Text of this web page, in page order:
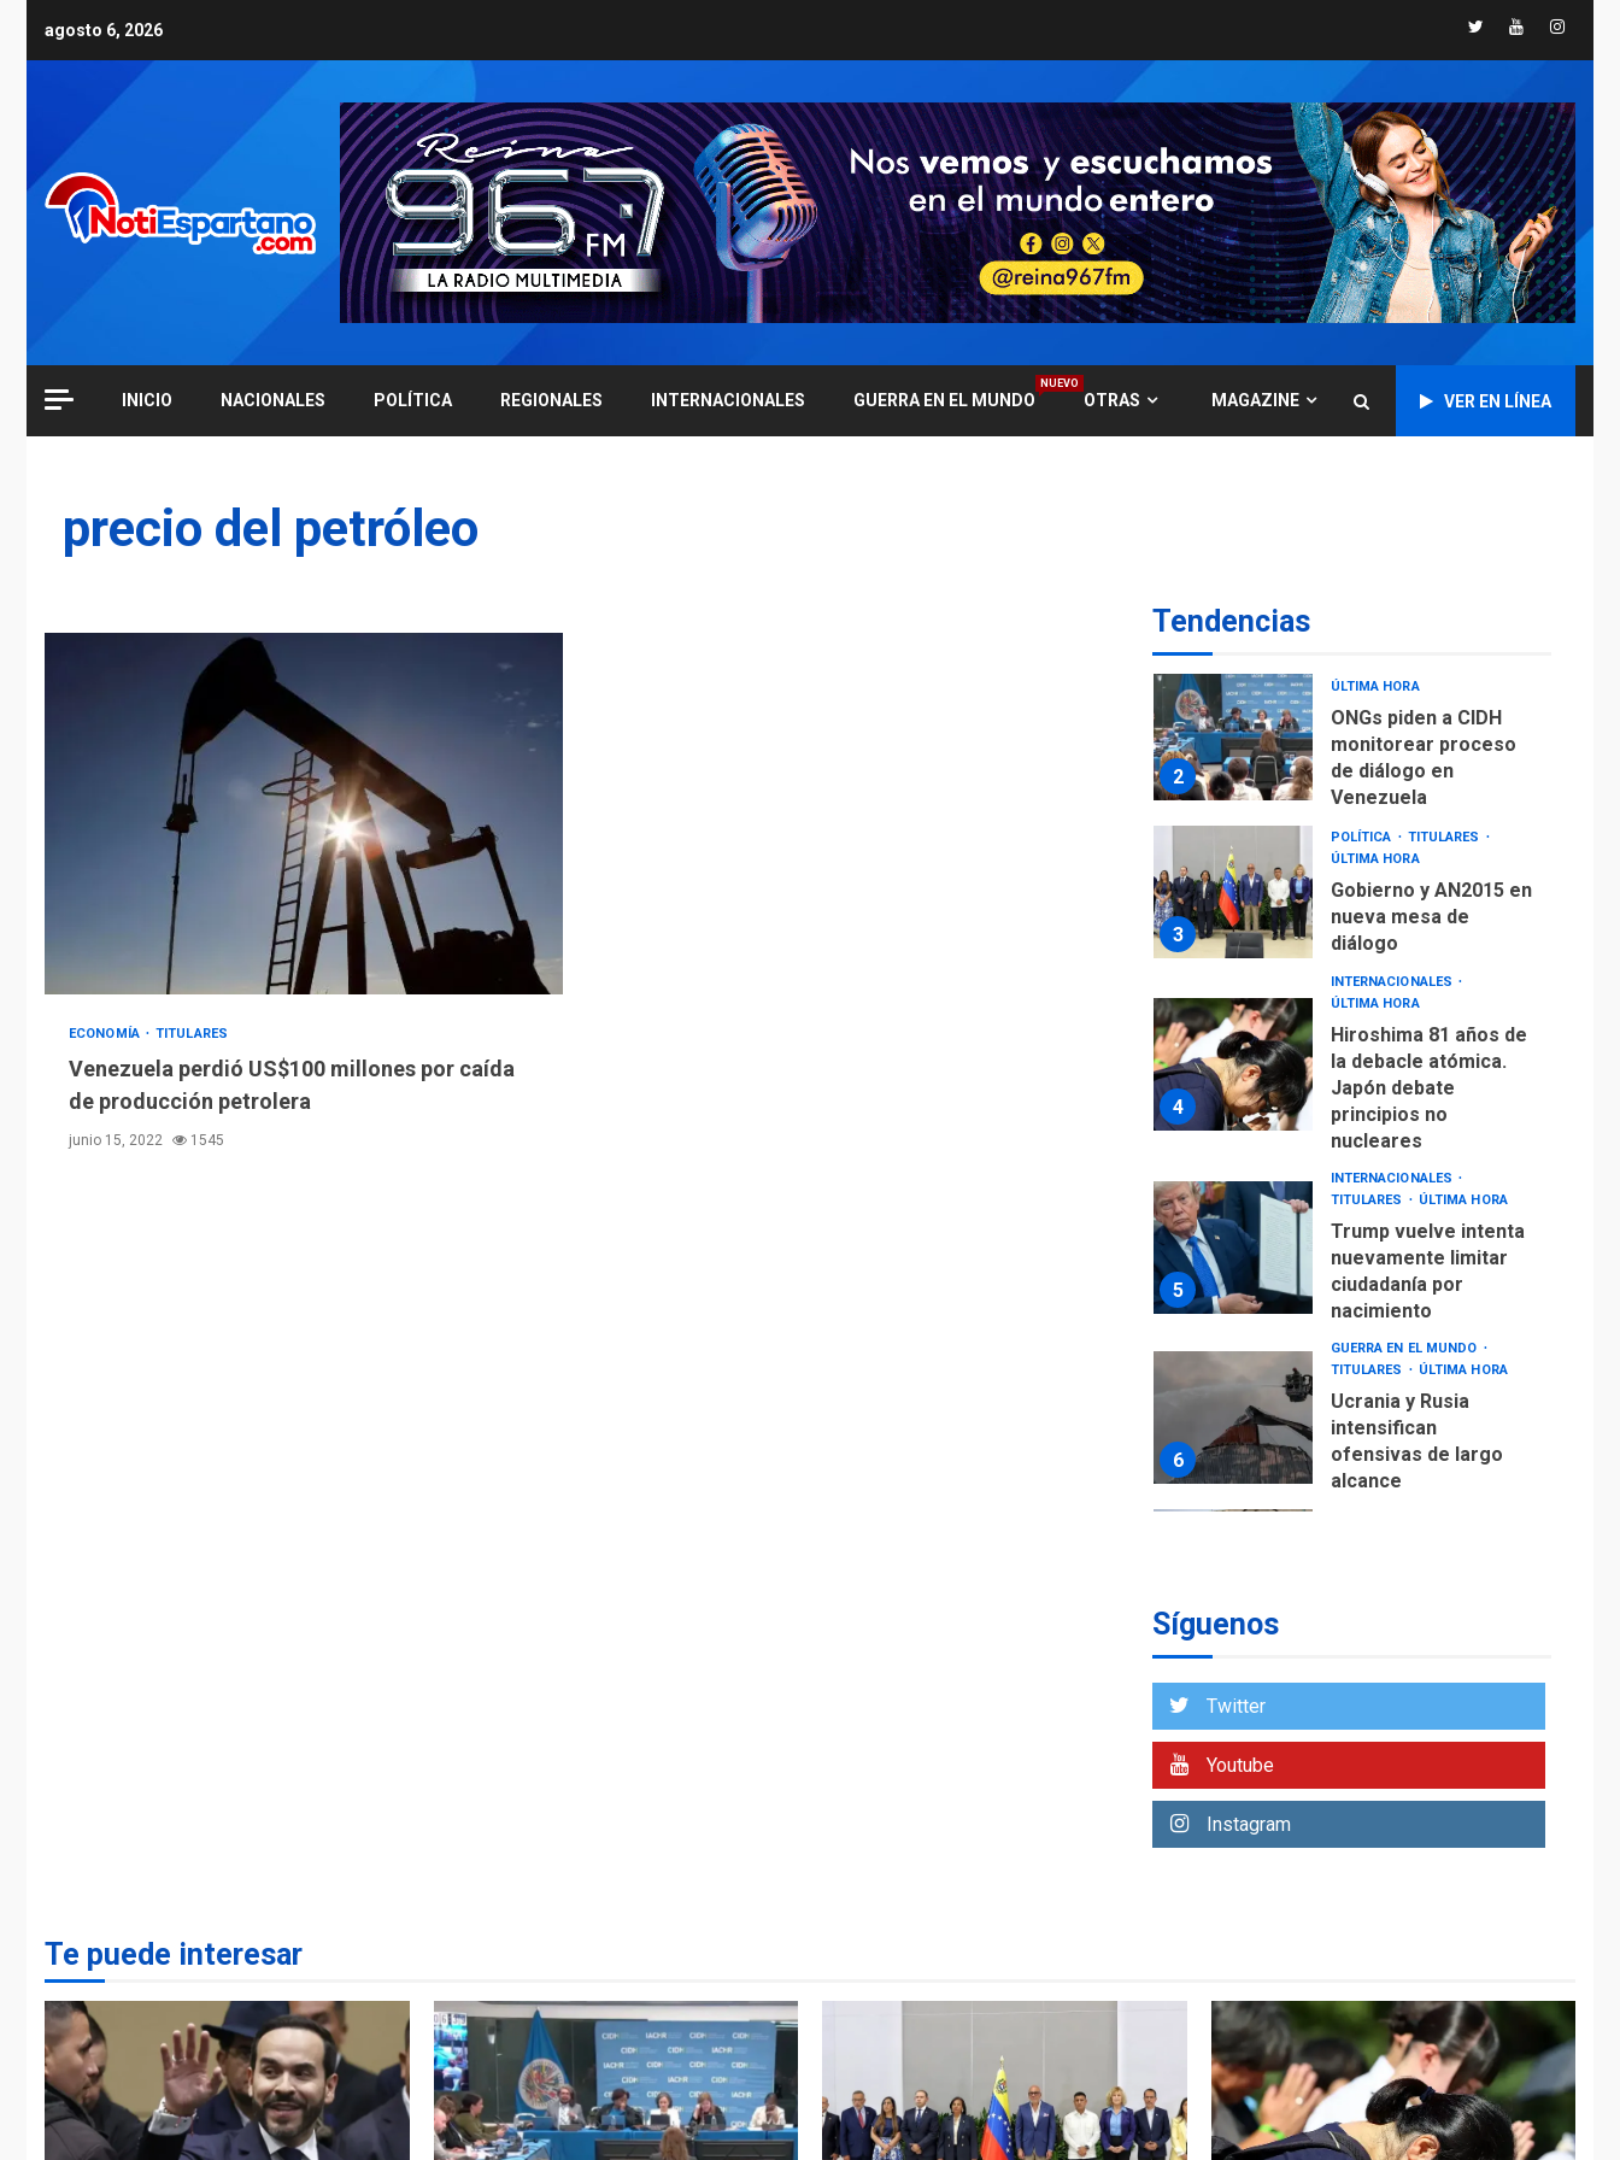
agosto 6, 2026 TwitterYoutube
INICIO NACIONALES POLÍTICA REGIONALES INTERNACIONALES GUERRA EN EL MUNDO
NUEVO
OTRAS MAGAZINE VER EN LÍNEA
precio del petróleo
ECONOMÍA TITULARES
Venezuela perdió US$100 millones por caída
de producción petrolera
junio 15, 2022 1545
Tendencias
5
ÚLTIMA HORA
Trump vuelve intenta
nuevamente limitar
ciudadanía por
nacimiento
6
GUERRA EN EL MUNDO
TITULARES
ÚLTIMA HORA
Ucrania y Rusia
intensifican
ofensivas de largo
alcance
LATINOAMÉRICA Y CARIBE
EEUU sanciona a ocho
2
ÚLTIMA HORA
ONGs piden a CIDH
monitorear proceso
de diálogo en
Venezuela
3
POLÍTICA
TITULARES
ÚLTIMA HORA
Gobierno y AN2015 en
nueva mesa de
diálogo
4
INTERNACIONALES
ÚLTIMA HORA
Hiroshima 81 años de
la debacle atómica.
Japón debate
principios no
nucleares
5
INTERNACIONALES
TITULARES
ÚLTIMA HORA
Trump vuelve intenta
nuevamente limitar
ciudadanía por
nacimiento
6
GUERRA EN EL MUNDO
TITULARES
ÚLTIMA HORA
Ucrania y Rusia
intensifican
ofensivas de largo
alcance
7
1
TITULARES
ÚLTIMA HORA
asumirá Presidencia
fuera de Bogotá
3
TITULARES
ÚLTIMA HORA
Gobierno y AN2015 en
nueva mesa de
diálogo
INTERNACIONALES
Síguenos
Twitter
Youtube
Instagram
Te puede interesar